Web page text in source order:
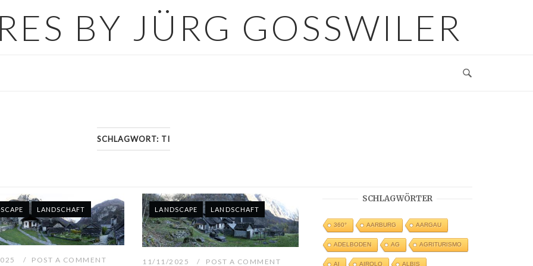
BY JÜRG GOSSWILER
SCHLAGWORT: TI
LANDSCHAFT
POST A COMMENT
LANDSCAPE LANDSCHAFT
11/11/2025 POST A COMMENT
SCHLAGWÖRTER
360° AARBURG AARGAU
ADELBODEN AG AGRITURISMO
AI AIROLO ALBIS